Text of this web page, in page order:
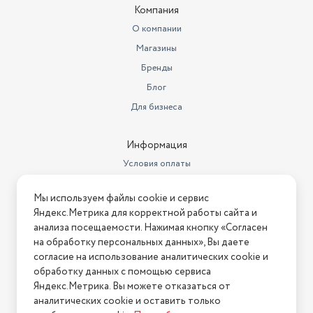
Компания
О компании
Магазины
Бренды
Блог
Для бизнеса
Информация
Условия оплаты
Условия возврата
Нашли ошибку на сайте? Напишите нам
2026 © Интернет-магазин "АстМаркет". У нас есть всё!
Политика конфиденциальности
Мы используем файлы cookie и сервис
Яндекс.Метрика для корректной работы сайта и
анализа посещаемости. Нажимая кнопку «Согласен
на обработку персональных данных», Вы даете
согласие на использование аналитических cookie и
обработку данных с помощью сервиса
Яндекс.Метрика. Вы можете отказаться от
аналитических cookie и оставить только